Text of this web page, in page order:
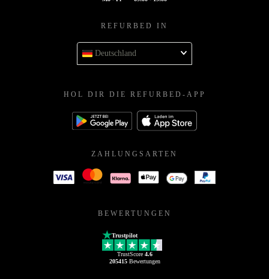
REFURBED IN
Deutschland
HOL DIR DIE REFURBED-APP
ZAHLUNGSARTEN
BEWERTUNGEN
Trustpilot
TrustScore 4.6
205415Bewertungen